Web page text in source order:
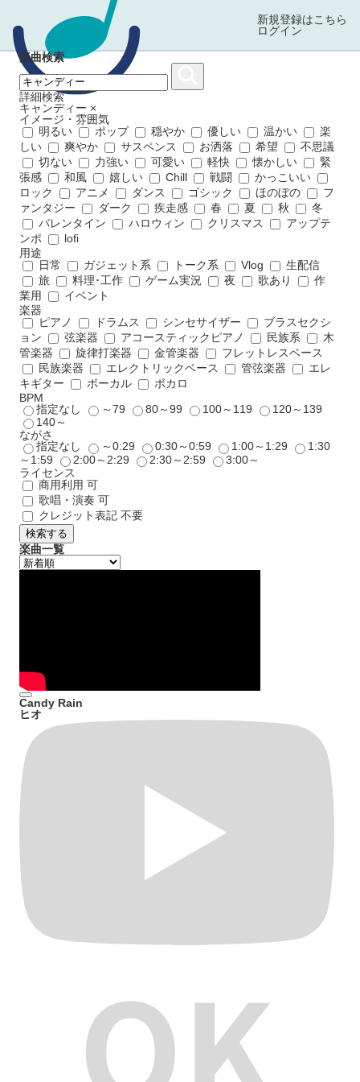
新規登録はこちら
ログイン
楽曲検索
詳細検索
キャンディー ×
イメージ・雰囲気
明るい
ポップ 穏やか 優しい 温かい
楽
しい
爽やか サスペンス お洒落 希望
不思議
切ない
力強い 可愛い 軽快 懐かしい
緊
張感
和風 嬉しい Chill 戦闘
かっこいい
ロック
アニメ ダンス ゴシック ほのぼの
フ
ァンタジー
ダーク 疾走感 春 夏 秋
冬
バレンタイン
ハロウィン クリスマス
アップテ
ンポ
lofi
用途
日常
ガジェット系 トーク系 Vlog
生配信
旅
料理･工作 ゲーム実況 夜 歌あり
作
業用
イベント
楽器
ピアノ
ドラムス シンセサイザー
ブラスセクシ
ョン
弦楽器 アコースティックピアノ 民族系
木
管楽器
旋律打楽器 金管楽器
フレットレスベース
民族楽器
エレクトリックベース 管弦楽器
エレ
キギター
ボーカル
ボカロ
BPM
指定なし
～79 80～99 100～119
120～139
140～
ながさ
指定なし
～0:29 0:30～0:59 1:00～1:29
1:30
～1:59
2:00～2:29 2:30～2:59
3:00～
ライセンス
商用利用 可
歌唱・演奏 可
クレジット表記 不要
検索する
楽曲一覧
Candy Rain
ヒオ